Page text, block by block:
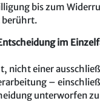
bis zum
berührt.
im
nicht einer
–
unterworfen